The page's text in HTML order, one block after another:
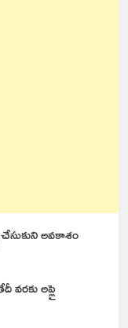
అవకాశం
వరకు అప్లై